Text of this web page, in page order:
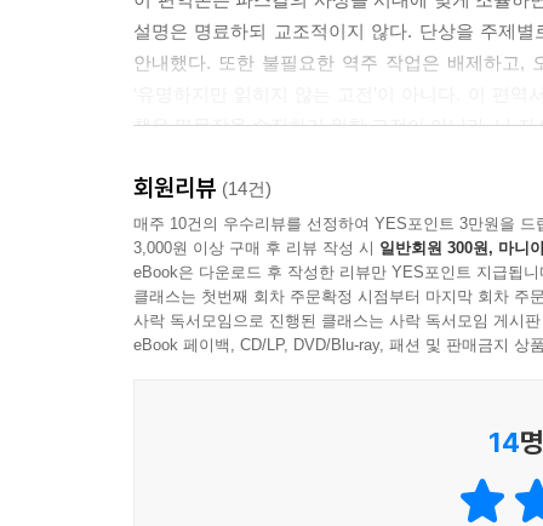
설명은 명료하되 교조적이지 않다. 단상을 주제
안내했다. 또한 불필요한 역주 작업은 배제하고,
책은 명문장을 수집하기 위한 고전이 아니라, 나
이 책을 먼저 읽어본 독자들의 추천사
『팡세』를 읽은 적은 없고 늘 명문장으로만 소
없었다. 그런데 이 편역본은 처음으로 『팡세』
흐름이 분명하고, 생각할 문장을 계속 던져준다.
- 직장인, 38세
존재라는 파스칼의 통찰은 무서울 만큼 정확하다
회원리뷰 (14건)
매주 10건의 우수리뷰를 선정하여 YES포인트 3만원을 드
3,000원 이상 구매 후 리뷰 작성 시 일반회원 300원, 마니
eBook은 다운로드 후 작성한 리뷰만 YES포인트 지급됩니
클래스는 첫번째 회차 주문확정 시점부터 마지막 회차 주
사락 독서모임으로 진행된 클래스는 사락 독서모임 게시
eBook 페이백, CD/LP, DVD/Blu-ray, 패션 및 판매금지 상
14